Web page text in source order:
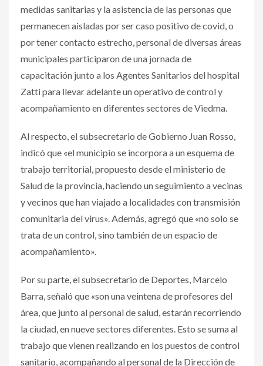
medidas sanitarias y la asistencia de las personas que
permanecen aisladas por ser caso positivo de covid, o
por tener contacto estrecho, personal de diversas áreas
municipales participaron de una jornada de
capacitación junto a los Agentes Sanitarios del hospital
Zatti para llevar adelante un operativo de control y
acompañamiento en diferentes sectores de Viedma.
Al respecto, el subsecretario de Gobierno Juan Rosso,
indicó que «el municipio se incorpora a un esquema de
trabajo territorial, propuesto desde el ministerio de
Salud de la provincia, haciendo un seguimiento a vecinas
y vecinos que han viajado a localidades con transmisión
comunitaria del virus». Además, agregó que «no solo se
trata de un control, sino también de un espacio de
acompañamiento».
Por su parte, el subsecretario de Deportes, Marcelo
Barra, señaló que «son una veintena de profesores del
área, que junto al personal de salud, estarán recorriendo
la ciudad, en nueve sectores diferentes. Esto se suma al
trabajo que vienen realizando en los puestos de control
sanitario, acompañando al personal de la Dirección de